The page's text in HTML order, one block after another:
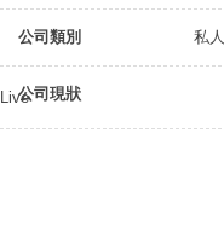
公司類別 私
公司現狀
Live